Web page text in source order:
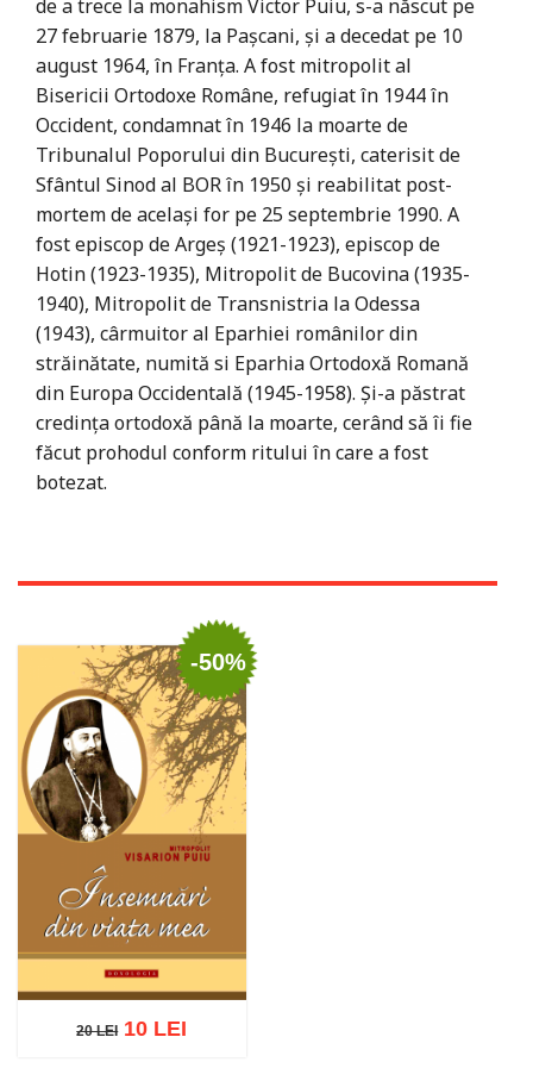
de a trece la monahism Victor Puiu, s-a născut pe
27 februarie 1879, la Pașcani, și a decedat pe 10
august 1964, în Franța. A fost mitropolit al
Bisericii Ortodoxe Române, refugiat în 1944 în
Occident, condamnat în 1946 la moarte de
Tribunalul Poporului din București, caterisit de
Sfântul Sinod al BOR în 1950 și reabilitat post-
mortem de același for pe 25 septembrie 1990. A
fost episcop de Argeș (1921-1923), episcop de
Hotin (1923-1935), Mitropolit de Bucovina (1935-
1940), Mitropolit de Transnistria la Odessa
(1943), cârmuitor al Eparhiei românilor din
străinătate, numită si Eparhia Ortodoxă Romană
din Europa Occidentală (1945-1958). Și-a păstrat
credința ortodoxă până la moarte, cerând să îi fie
făcut prohodul conform ritului în care a fost
botezat.
-50%
20 LEI
20 LEI10 LEI